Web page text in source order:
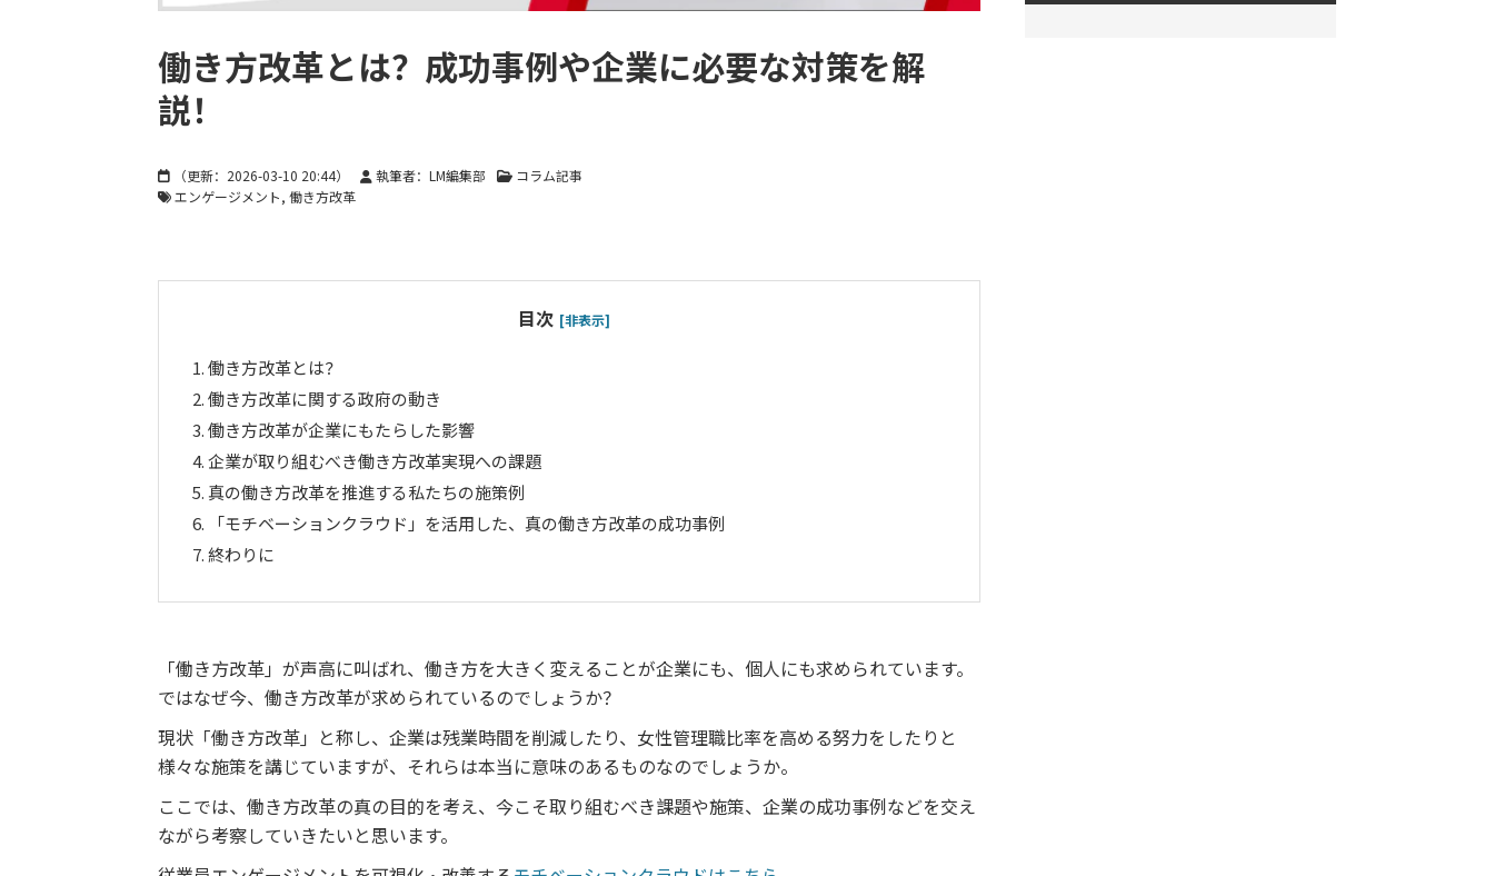
働き方改革とは？成功事例や企業に必要な対策を解
説！
（更新： 2026-03-10 20:44） 執筆者：LM編集部
コラム記事
エンゲージメント 働き方改革
目次 [非表示]
1.働き方改革とは？
2.働き方改革に関する政府の動き
3.働き方改革が企業にもたらした影響
4.企業が取り組むべき働き方改革実現への課題
5. 真の働き方改革を推進する私たちの施策例
6.
「モチベーションクラウド」を活用した、真の働き方改革の成功事例
7.終わりに
「働き方改革」が声高に叫ばれ、働き方を大きく変えることが企業にも、個人にも求められています。
ではなぜ今、働き方改革が求められているのでしょうか？
現状「働き方改革」と称し、企業は残業時間を削減したり、女性管理職比率を高める努力をしたりと
様々な施策を講じていますが、それらは本当に意味のあるものなのでしょうか。
ここでは、働き方改革の真の目的を考え、今こそ取り組むべき課題や施策、企業の成功事例などを交え
ながら考察していきたいと思います。